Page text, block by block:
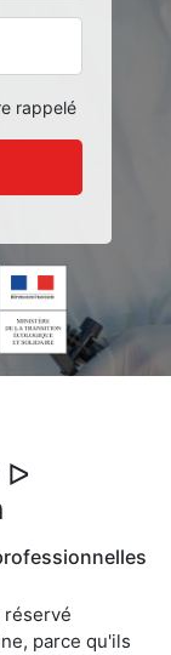
rappelé
ᐅ
réservé
parce qu'ils